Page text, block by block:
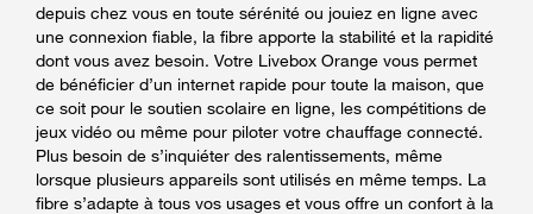
depuis chez vous en toute sérénité ou jouiez en ligne avec
une connexion fiable, la fibre apporte la stabilité et la rapidité
dont vous avez besoin. Votre Livebox Orange vous permet
de bénéficier d’un internet rapide pour toute la maison, que
ce soit pour le soutien scolaire en ligne, les compétitions de
jeux vidéo ou même pour piloter votre chauffage connecté.
Plus besoin de s’inquiéter des ralentissements, même
lorsque plusieurs appareils sont utilisés en même temps. La
fibre s’adapte à tous vos usages et vous offre un confort à la